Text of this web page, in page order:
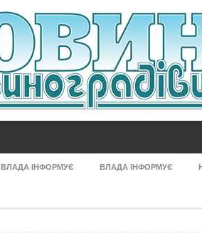
ВЛАДА ІНФОРМУЄ ВЛАДА ІНФОРМУЄ